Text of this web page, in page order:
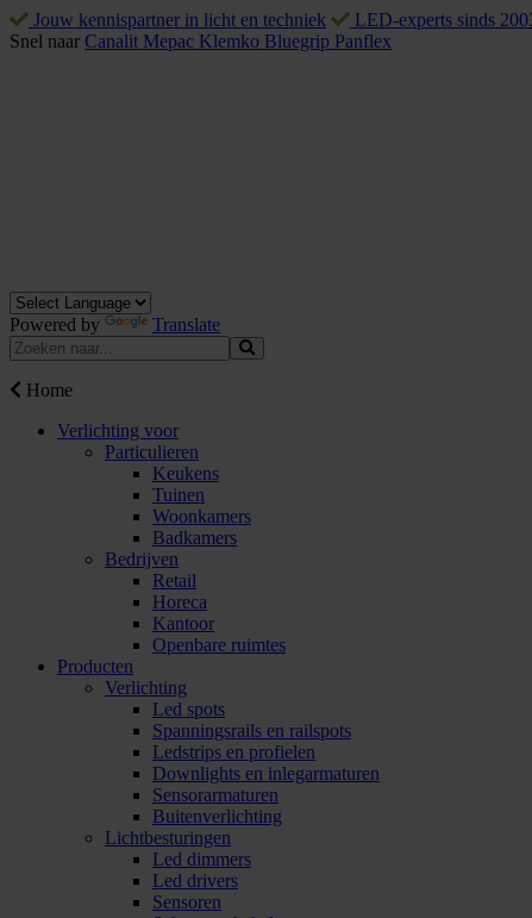
Jouw kennispartner in licht en techniek LED-experts sinds
Snel naar Canalit Mepac Klemko Bluegrip Panflex
Powered by Translate
Home
Verlichting voor
Particulieren
Keukens
Tuinen
Woonkamers
Badkamers
Bedrijven
Retail
Horeca
Kantoor
Openbare ruimtes
Producten
Verlichting
Led spots
Spanningsrails en railspots
Ledstrips en profielen
Downlights en inlegarmaturen
Sensorarmaturen
Buitenverlichting
Lichtbesturingen
Led dimmers
Led drivers
Sensoren